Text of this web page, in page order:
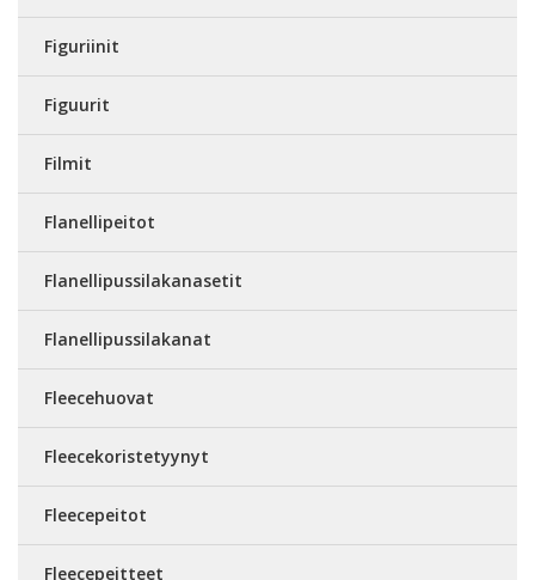
Figuriinit
Figuurit
Filmit
Flanellipeitot
Flanellipussilakanasetit
Flanellipussilakanat
Fleecehuovat
Fleecekoristetyynyt
Fleecepeitot
Fleecepeitteet